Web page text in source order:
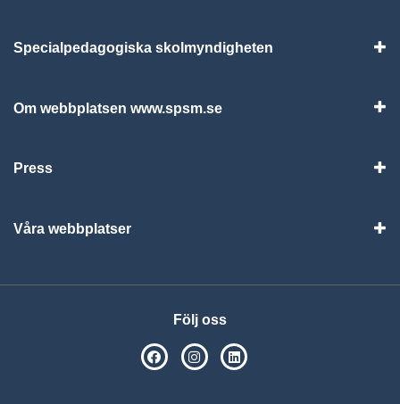
Specialpedagogiska skolmyndigheten
Om webbplatsen www.spsm.se
Press
Våra webbplatser
Följ oss
SPSM på Facebook
SPSM på Instagram